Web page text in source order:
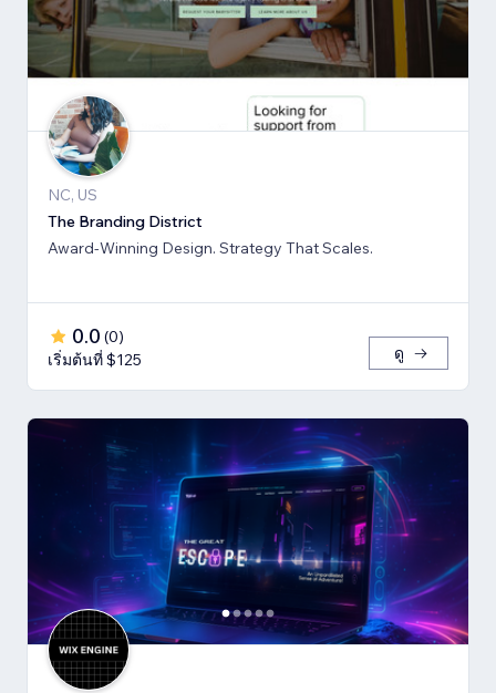
NC, US
The Branding District
Award-Winning Design. Strategy That Scales.
0.0 (0)
เริ่มต้นที่ $125
ดู